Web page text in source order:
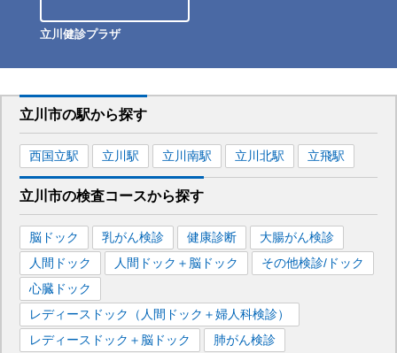
立川健診プラザ
立川市の駅から探す
西国立駅 立川 駅 立川南駅 立川北駅 立飛駅
立川市の検査コースから探す
脳ドック 乳がん検診 健康診断
大腸がん検診
人間ドック
人間ドック＋脳ドック
その他検診/ドック
心臓ドック
レディースドック（人間ドック＋婦人科検診）
レディースドック＋脳ドック
肺がん検診